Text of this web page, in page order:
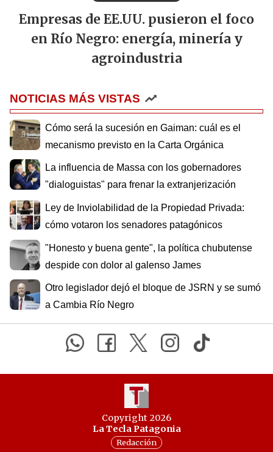
Empresas de EE.UU. pusieron el foco
en Río Negro: energía, minería y
agroindustria
NOTICIAS MÁS VISTAS
Cómo será la sucesión en Gaiman: cuál es el
mecanismo previsto en la Carta Orgánica
La influencia de Massa con los gobernadores
"dialoguistas" para frenar la extranjerización
Ley de Inviolabilidad de la Propiedad Privada:
cómo votaron los senadores patagónicos
"Honesto y buena gente", la política chubutense
despide con dolor al galenso James
Otro legislador dejó el bloque de JSRN y se sumó
a Cambia Río Negro
Copyright 2026
La Tecla Patagonia
Redacción